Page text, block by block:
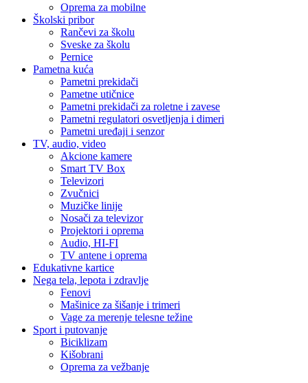
Oprema za mobilne
Školski pribor
Rančevi za školu
Sveske za školu
Pernice
Pametna kuća
Pametni prekidači
Pametne utičnice
Pametni prekidači za roletne i zavese
Pametni regulatori osvetljenja i dimeri
Pametni uređaji i senzor
TV, audio, video
Akcione kamere
Smart TV Box
Televizori
Zvučnici
Muzičke linije
Nosači za televizor
Projektori i oprema
Audio, HI-FI
TV antene i oprema
Edukativne kartice
Nega tela, lepota i zdravlje
Fenovi
Mašinice za šišanje i trimeri
Vage za merenje telesne težine
Sport i putovanje
Biciklizam
Kišobrani
Oprema za vežbanje